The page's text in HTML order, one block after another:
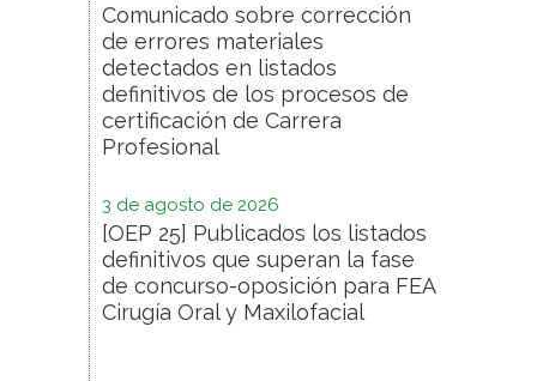
Comunicado sobre corrección
de errores materiales
detectados en listados
definitivos de los procesos de
certificación de Carrera
Profesional
3 de agosto de 2026
[OEP 25] Publicados los listados
definitivos que superan la fase
de concurso-oposición para FEA
Cirugía Oral y Maxilofacial